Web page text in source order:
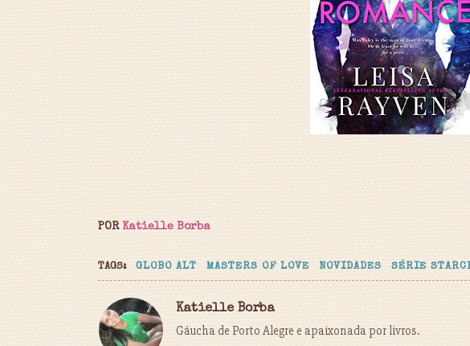
POR Katielle Borba
TAGS: GLOBO ALT MASTERS OF LOVE NOVIDADES SÉRIE
Katielle Borba
Gáucha de Porto Alegre e apaixonada por livros.